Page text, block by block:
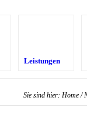
Leistungen
Sie sind hier: Home/